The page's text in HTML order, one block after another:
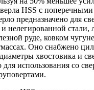
HSS с
предназначено для
нелегированной стали,
руде, ковком
Оно снабжено
хвостовика и
для использования со